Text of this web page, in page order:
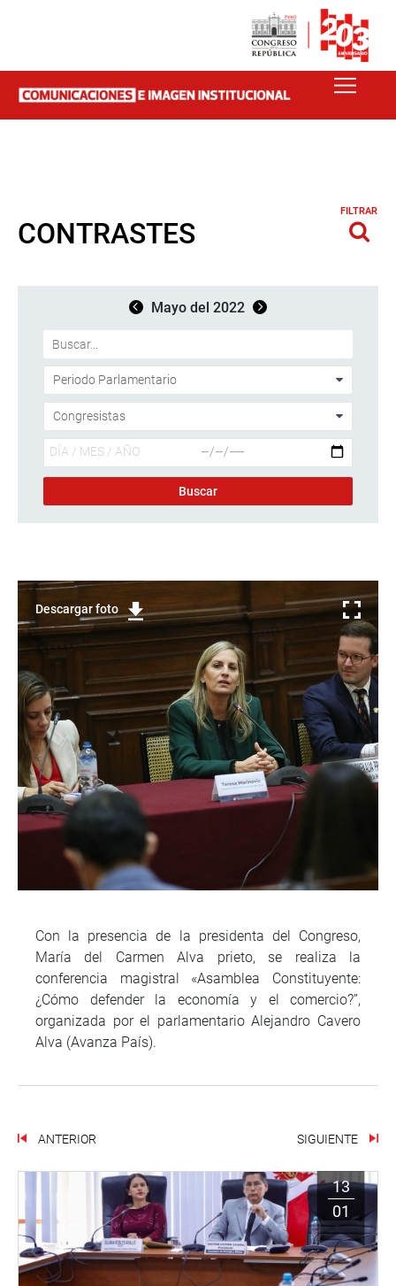
CONTRASTES
FILTRAR
Mayo del 2022
Descargar foto
Con la presencia de la presidenta del Congreso,
María del Carmen Alva prieto, se realiza la
conferencia magistral «Asamblea Constituyente:
¿Cómo defender la economía y el comercio?”,
organizada por el parlamentario Alejandro Cavero
Alva (Avanza País).
ANTERIOR SIGUIENTE
13
01